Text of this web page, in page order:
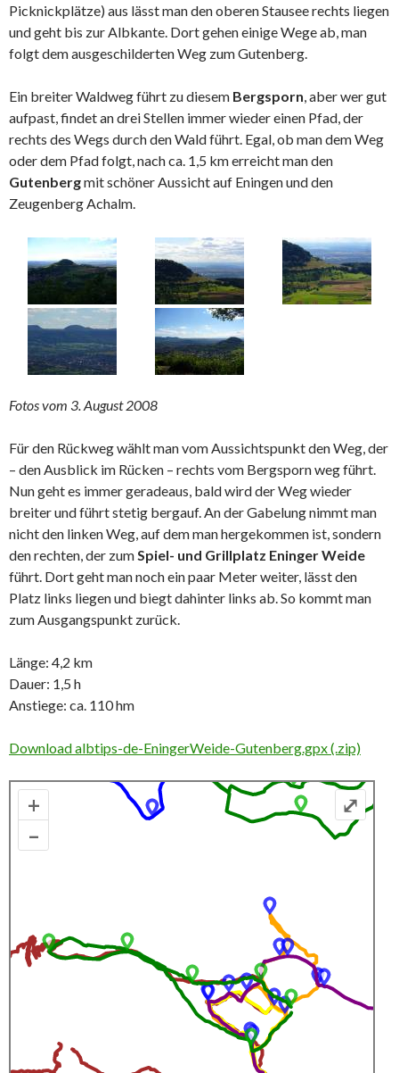
Picknickplätze) aus lässt man den oberen Stausee rechts liegen
und geht bis zur Albkante. Dort gehen einige Wege ab, man
folgt dem ausgeschilderten Weg zum Gutenberg.
Ein breiter Waldweg führt zu diesem Bergsporn, aber wer gut
aufpast, findet an drei Stellen immer wieder einen Pfad, der
rechts des Wegs durch den Wald führt. Egal, ob man dem Weg
oder dem Pfad folgt, nach ca. 1,5 km erreicht man den
Gutenbergmit schöner Aussicht auf Eningen und den
Zeugenberg Achalm.
Fotos vom 3. August 2008
Für den Rückweg wählt man vom Aussichtspunkt den Weg, der
– den Ausblick im Rücken – rechts vom Bergsporn weg führt.
Nun geht es immer geradeaus, bald wird der Weg wieder
breiter und führt stetig bergauf. An der Gabelung nimmt man
nicht den linken Weg, auf dem man hergekommen ist, sondern
den rechten, der zumSpiel- und Grillplatz Eninger Weide
führt. Dort geht man noch ein paar Meter weiter, lässt den
Platz links liegen und biegt dahinter links ab. So kommt man
zum Ausgangspunkt zurück.
Länge: 4,2 km
Dauer: 1,5 h
Anstiege: ca. 110 hm
Download albtips-de-EningerWeide-Gutenberg.gpx (.zip)
+
–
⤢